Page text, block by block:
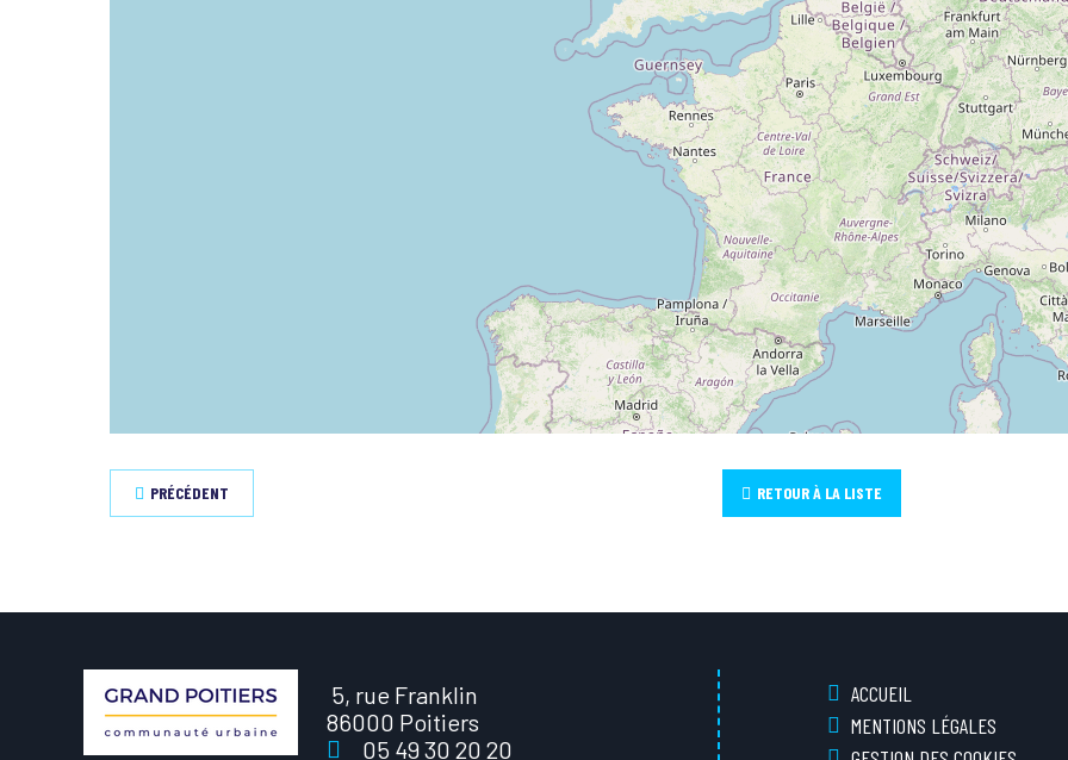
PRÉCÉDENT RETOUR À LA LISTE
5, rue Franklin
86000 Poitiers
05 49 30 20 20
ACCUEIL
MENTIONS LÉGALES